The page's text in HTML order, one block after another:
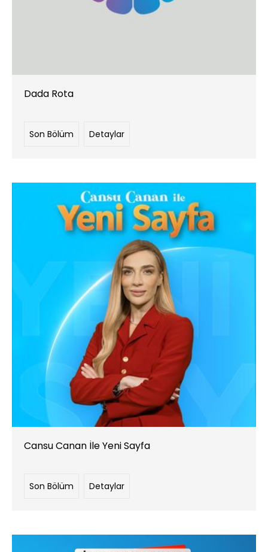
Dada Rota
Son Bölüm Detaylar
Cansu Canan İle Yeni Sayfa
Son Bölüm Detaylar